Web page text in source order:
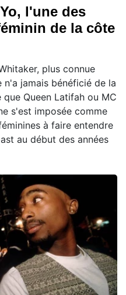
l'une des
de la côte
plus connue
n'a jamais bénéficié de la
Queen Latifah ou MC
s'est imposée comme
à faire entendre
au début des années